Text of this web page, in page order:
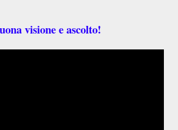
visione e ascolto!